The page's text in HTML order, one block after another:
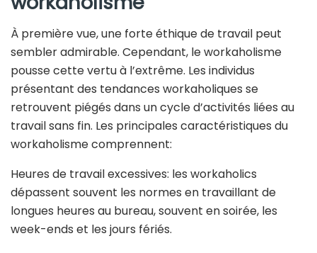
À première vue, une forte éthique de travail peut
sembler admirable. Cependant, le workaholisme
pousse cette vertu à l’extrême. Les individus
présentant des tendances workaholiques se
retrouvent piégés dans un cycle d’activités liées au
travail sans fin. Les principales caractéristiques du
workaholisme comprennent:
Heures de travail excessives: les workaholics
dépassent souvent les normes en travaillant de
longues heures au bureau, souvent en soirée, les
week-ends et les jours fériés.